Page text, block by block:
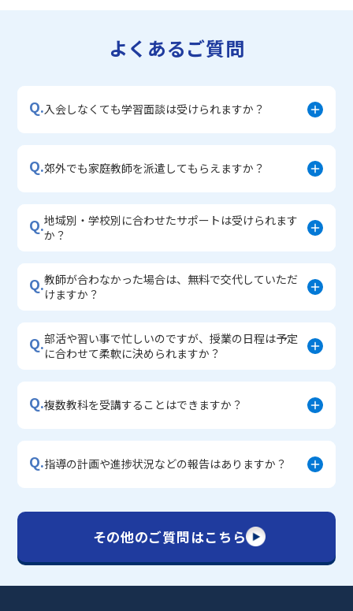
・宿題サポートコース
・学習習慣定着コース
よくあるご質問
Q.入会しなくても学習面談は受けられますか？
Q.郊外でも家庭教師を派遣してもらえますか？
Q.地域別・学校別に合わせたサポートは受けられます
か？
Q.教師が合わなかった場合は、無料で交代していただ
けますか？
Q.部活や習い事で忙しいのですが、授業の日程は予定
に合わせて柔軟に決められますか？
Q.複数教科を受講することはできますか？
Q.指導の計画や進捗状況などの報告はありますか？
その他のご質問はこちら